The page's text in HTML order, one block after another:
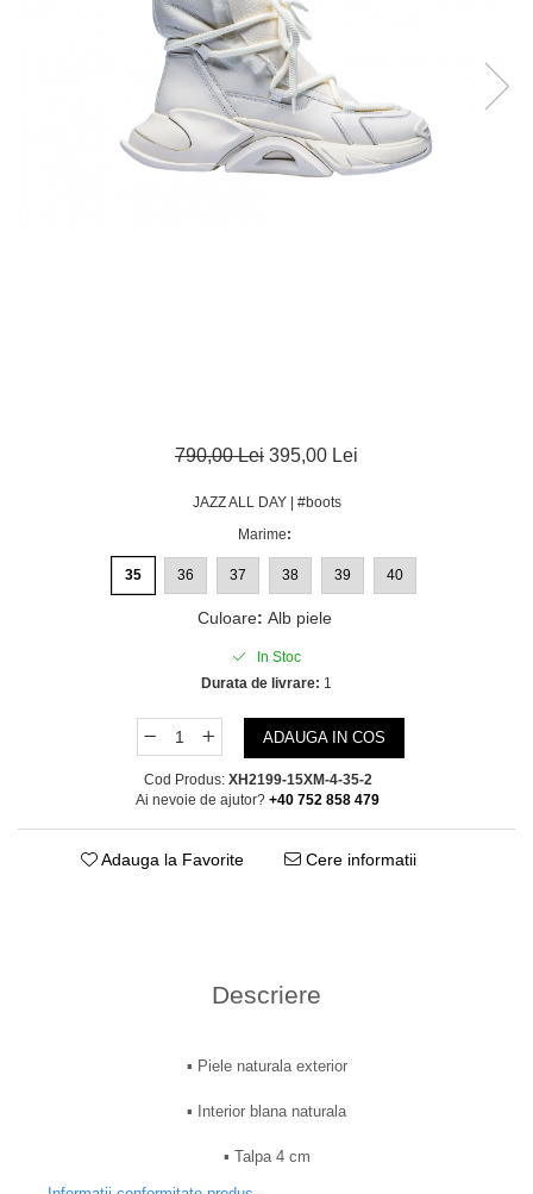
790,00 Lei 395,00 Lei
JAZZ ALL DAY | #boots
Marime:
35 36 37 38 39 40
Culoare: Alb piele
In Stoc
Durata de livrare: 1
ADAUGA IN COS
Cod Produs: XH2199-15XM-4-35-2
Ai nevoie de ajutor? +40 752 858 479
Adauga la Favorite Cere informatii
Descriere
▪︎ Piele naturala exterior
▪︎ Interior blana naturala
▪︎ Talpa 4 cm